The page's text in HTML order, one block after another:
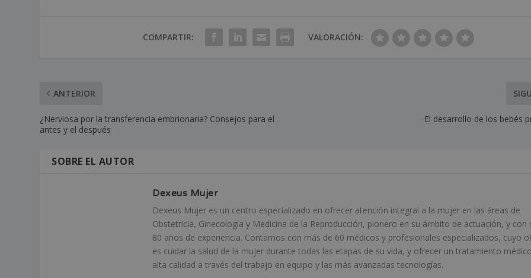
COMPARTIR: VALORACIÓN:
ANTERIOR
¿Nerviosa por la transferencia embrionaria? Consejos para el
antes y el después
El desarrollo de los bebés
SOBRE EL AUTOR
Dexeus Mujer
Dexeus Mujer es un centro especializado en ofrecer atención integral a la mujer en las áreas de
Obstetricia, Ginecología y Medicina de la Reproducción, pionero en su ámbito de actuación, y con
80 años de experiencia. Contamos con más de 60 médicos y profesionales especializados, cuyo
es cuidar la salud de la mujer durante todas las etapas de su vida, y ofrecer un tratamiento
alta calidad a través del trabajo en equipo y las más avanzadas tecnologías.